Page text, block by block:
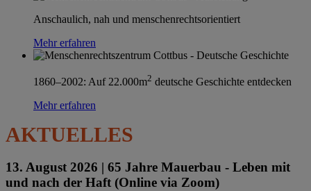
Anschaulich, nah und menschenrechtsorientiert
Mehr erfahren
1860–2002: Auf 22.000m2 deutsche Geschichte entdecken
Mehr erfahren
AKTUELLES
13. August 2026 | 65 Jahre Mauerbau - Leben mit
und nach der Haft (Online via Zoom)